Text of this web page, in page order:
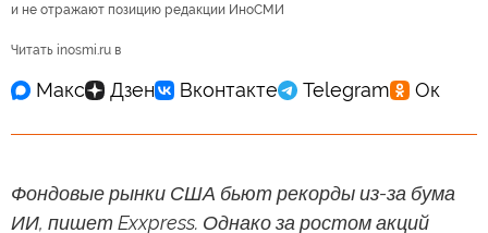
и не отражают позицию редакции ИноСМИ
Читать inosmi.ru в
Фондовые рынки США бьют рекорды из-за бума
ИИ, пишет Exxpress. Однако за ростом акций